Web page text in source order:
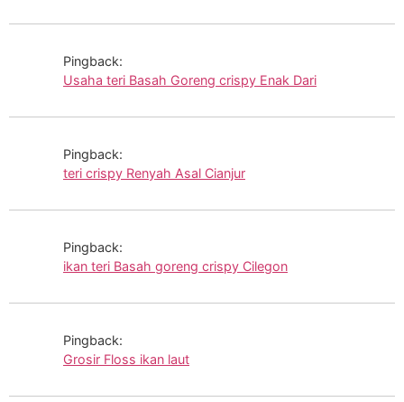
Pingback:
Usaha teri Basah Goreng crispy Enak Dari
Pingback:
teri crispy Renyah Asal Cianjur
Pingback:
ikan teri Basah goreng crispy Cilegon
Pingback:
Grosir Floss ikan laut